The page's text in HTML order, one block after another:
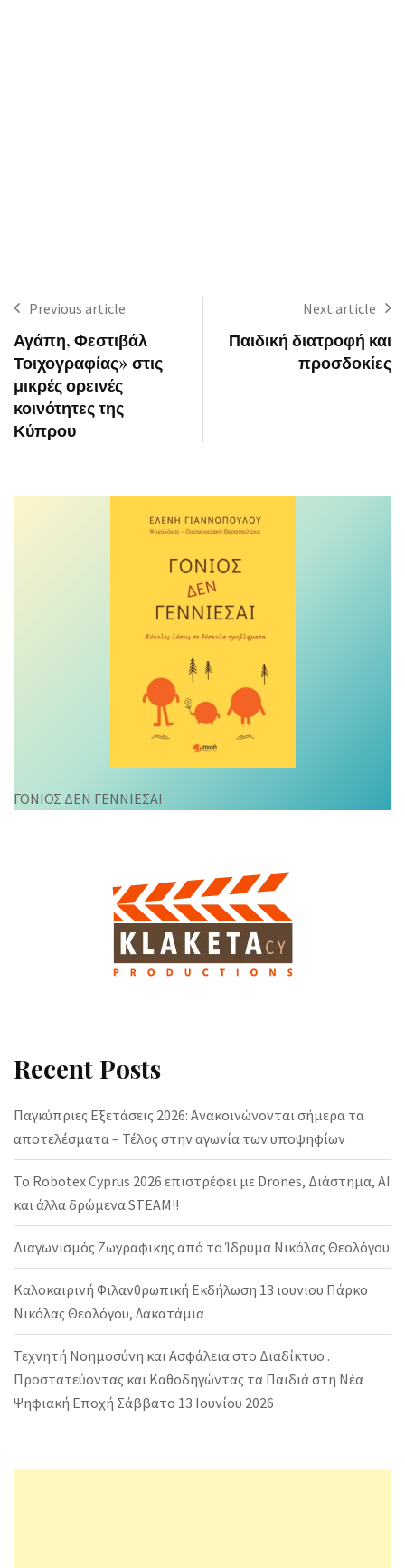
Previous article
Αγάπη, Φεστιβάλ
Τοιχογραφίας» στις
μικρές ορεινές
κοινότητες της
Κύπρου
Next article
Παιδική διατροφή και
προσδοκίες
ΓΟΝΙΟΣ ΔΕΝ ΓΕΝΝΙΕΣΑΙ
Recent Posts
Παγκύπριες Εξετάσεις 2026: Ανακοινώνονται σήμερα τα
αποτελέσματα – Τέλος στην αγωνία των υποψηφίων
Το Robotex Cyprus 2026 επιστρέφει με Drones, Διάστημα, AI
και άλλα δρώμενα STEAM!!
Διαγωνισμός Ζωγραφικής από το Ίδρυμα Νικόλας Θεολόγου
Καλοκαιρινή Φιλανθρωπική Εκδήλωση 13 ιουνιου Πάρκο
Νικόλας Θεολόγου, Λακατάμια
Τεχνητή Νοημοσύνη και Ασφάλεια στο Διαδίκτυο .
Προστατεύοντας και Καθοδηγώντας τα Παιδιά στη Νέα
Ψηφιακή Εποχή Σάββατο 13 Ιουνίου 2026